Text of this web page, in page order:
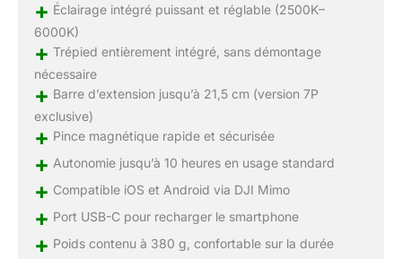
+ Éclairage intégré puissant et réglable (2500K–
6000K)
+ Trépied entièrement intégré, sans démontage
nécessaire
+ Barre d’extension jusqu’à 21,5 cm (version 7P
exclusive)
+ Pince magnétique rapide et sécurisée
+ Autonomie jusqu’à 10 heures en usage standard
+ Compatible iOS et Android via DJI Mimo
+ Port USB-C pour recharger le smartphone
+ Poids contenu à 380 g, confortable sur la durée